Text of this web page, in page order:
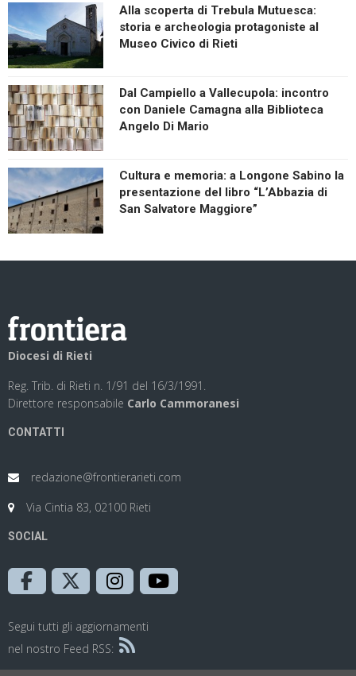
Alla scoperta di Trebula Mutuesca:
storia e archeologia protagoniste al
Museo Civico di Rieti
Dal Campiello a Vallecupola: incontro
con Daniele Camagna alla Biblioteca
Angelo Di Mario
Cultura e memoria: a Longone Sabino la
presentazione del libro “L’Abbazia di
San Salvatore Maggiore”
Diocesi di Rieti
Reg. Trib. di Rieti n. 1/91 del 16/3/1991.
Direttore responsabile Carlo Cammoranesi
CONTATTI
redazione@frontierarieti.com
Via Cintia 83, 02100 Rieti
SOCIAL
Segui tutti gli aggiornamenti
nel nostro Feed RSS: